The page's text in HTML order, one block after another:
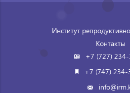
Институт
Контакты
+7 (727)
+7 (747) 234-